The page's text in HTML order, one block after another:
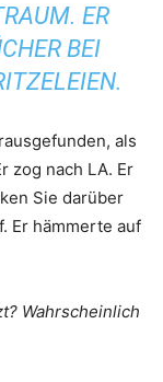
ER
BEI
als
zog nach LA. Er
Sie darüber
Er hämmerte auf
Wahrscheinlich